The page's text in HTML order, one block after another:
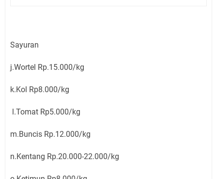
Sayuran
j.Wortel Rp.15.000/kg
k.Kol Rp8.000/kg
l.Tomat Rp5.000/kg
m.Buncis Rp.12.000/kg
n.Kentang Rp.20.000-22.000/kg